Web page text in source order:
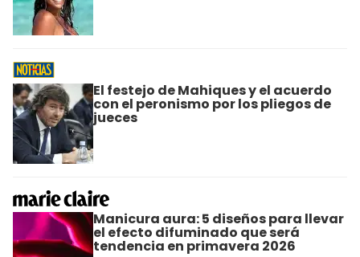
El festejo de Mahiques y el acuerdo
con el peronismo por los pliegos de
jueces
Manicura aura: 5 diseños para llevar
el efecto difuminado que será
tendencia en primavera 2026